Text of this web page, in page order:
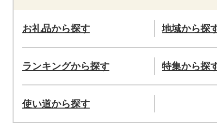
お礼品から探す 地域から探
ランキングから探す 特集から探
使い道から探す